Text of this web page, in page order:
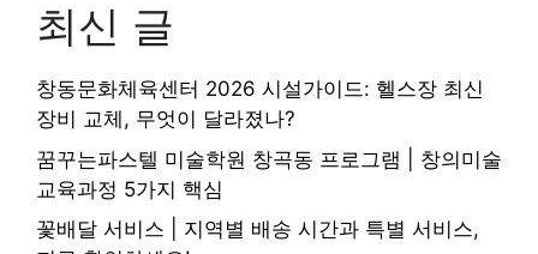
최신 글
창동문화체육센터 2026 시설가이드: 헬스장 최신
장비 교체, 무엇이 달라졌나?
꿈꾸는파스텔 미술학원 창곡동 프로그램 | 창의미술
교육과정 5가지 핵심
꽃배달 서비스 | 지역별 배송 시간과 특별 서비스,